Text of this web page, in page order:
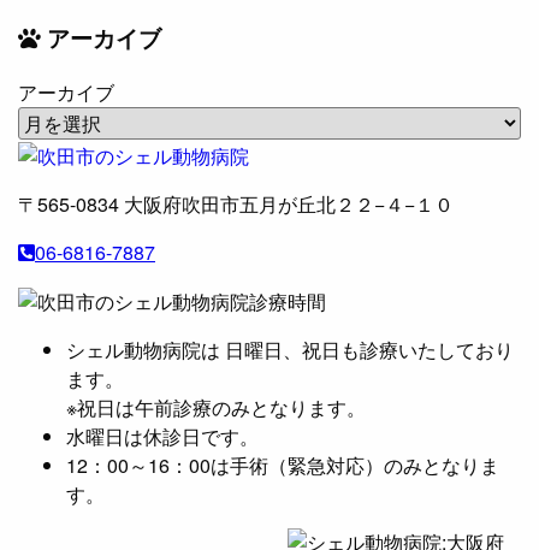
アーカイブ
アーカイブ
〒565-0834 大阪府吹田市五月が丘北２２−４−１０
06-6816-7887
シェル動物病院は 日曜日、祝日も診療いたしており
ます。
※祝日は午前診療のみとなります。
水曜日は休診日です。
12：00～16：00は手術（緊急対応）のみとなりま
す。